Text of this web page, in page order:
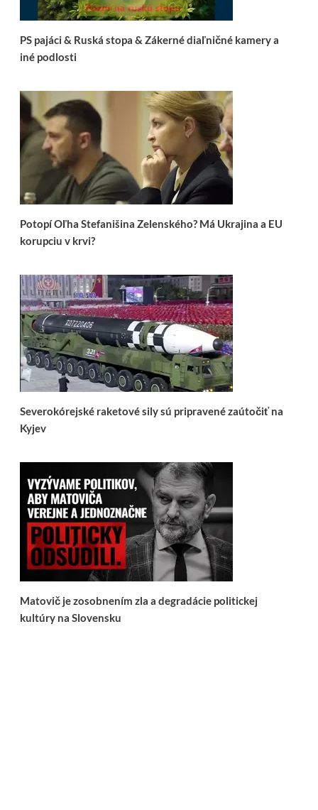
PS pajáci & Ruská stopa & Zákerné diaľničné kamery a
iné podlosti
Potopí Oľha Stefanišina Zelenského? Má Ukrajina a EU
korupciu v krvi?
Severokórejské raketové sily sú pripravené zaútočiť na
Kyjev
Matovič je zosobnením zla a degradácie politickej
kultúry na Slovensku